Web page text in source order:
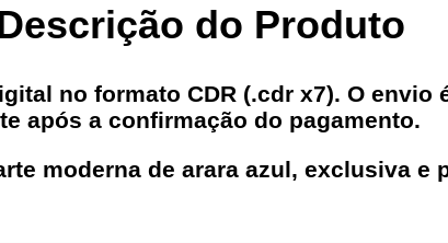
do Produto
no formato CDR (.cdr x7). O
após a confirmação do pagamento.
moderna de arara azul, exclusiva e